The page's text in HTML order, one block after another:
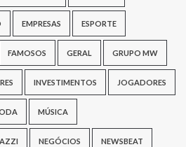
EMPRESAS ESPORTE
FAMOSOS GERAL GRUPO MW
INVESTIMENTOS JOGADORES
MÚSICA
NEGÓCIOS NEWSBEAT